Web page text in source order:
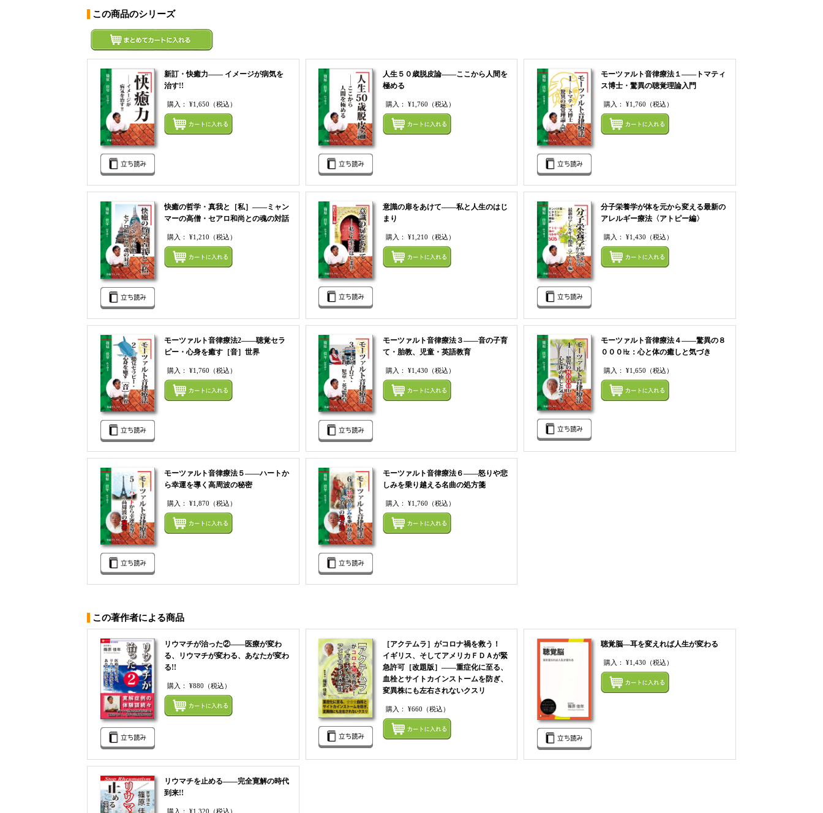
この商品のシリーズ
新訂・快癒力―― イメージが病気を
治す!!
購入： ¥1,650 （税込）
まとめてカートにいれる
人生５０歳脱皮論――ここから人間を
極める
購入： ¥1,760 （税込）
まとめてカートにいれる
モーツァルト音律療法１――トマティ
ス博士・驚異の聴覚理論入門
購入：¥1,760 （税込）
快癒の哲学・真我と［私］――ミャン
マーの高僧・セアロ和尚との魂の対話
購入： ¥1,210 （税込）
まとめてカートにいれる
意識の扉をあけて――私と人生のはじ
まり
購入： ¥1,210 （税込）
まとめてカートにいれる
分子栄養学が体を元から変える最新の
アレルギー療法〈アトピー編〉
購入：¥1,430 （税込）
モーツァルト音律療法2――聴覚セラ
ピー・心身を癒す［音］世界
購入： ¥1,760 （税込）
まとめてカートにいれる
モーツァルト音律療法３――音の子育
て・胎教、児童・英語教育
購入： ¥1,430 （税込）
まとめてカートにいれる
モーツァルト音律療法４――驚異の８
０００㎐：心と体の癒しと気づき
購入：¥1,650 （税込）
モーツァルト音律療法５――ハートか
ら幸運を導く高周波の秘密
購入： ¥1,870 （税込）
まとめてカートにいれる
モーツァルト音律療法６――怒りや悲
しみを乗り越える名曲の処方箋
購入： ¥1,760 （税込）
この著作者による商品
リウマチが治った②――医療が変わ
る、リウマチが変わる、あなたが変わ
る!!
購入： ¥880 （税込）
まとめてカートにいれる
［アクテムラ］がコロナ禍を救う！
イギリス、そしてアメリカＦＤＡが緊
急許可［改題版］――重症化に至る、
血栓とサイトカインストームを防ぎ、
変異株にも左右されないクスリ
購入： ¥660 （税込）
まとめてカートにいれる
聴覚脳―耳を変えれば人生が変わる
購入：¥1,430 （税込）
リウマチを止める――完全寛解の時代
到来!!
購入： ¥1,320 （税込）